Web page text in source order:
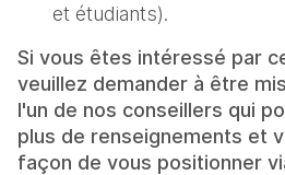
et étudiants).
Si vous êtes intéressé par
veuillez demander à être
l'un de nos conseillers qui
plus de renseignements et
façon de vous positionner